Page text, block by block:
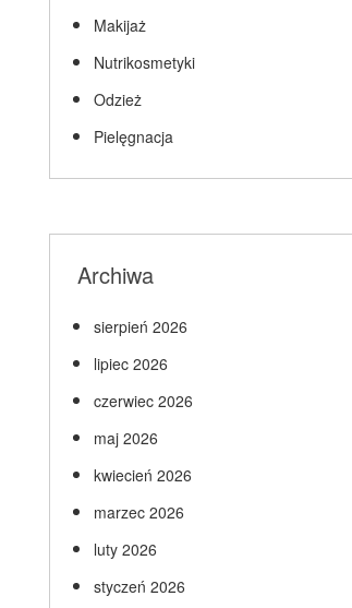
Makijaż
Nutrikosmetyki
Odzież
Pielęgnacja
Archiwa
sierpień 2026
lipiec 2026
czerwiec 2026
maj 2026
kwiecień 2026
marzec 2026
luty 2026
styczeń 2026